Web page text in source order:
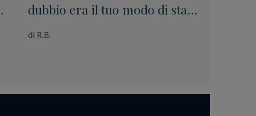
dubbio era il tuo modo di stare
davanti alle cose senza barare”
di R.B.